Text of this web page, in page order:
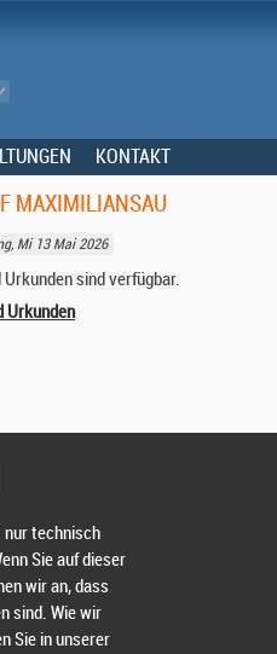
KONTAKT
MAXIMILIANSAU
Mi 13 Mai 2026
sind verfügbar.
Urkunden
nur technisch
Sie auf dieser
wir an, dass
sind. Wie wir
Sie in unserer